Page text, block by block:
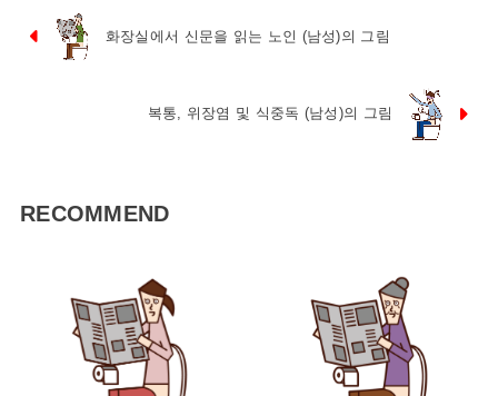
화장실에서 신문을 읽는 노인 (남성)의 그림
복통, 위장염 및 식중독 (남성)의 그림
RECOMMEND